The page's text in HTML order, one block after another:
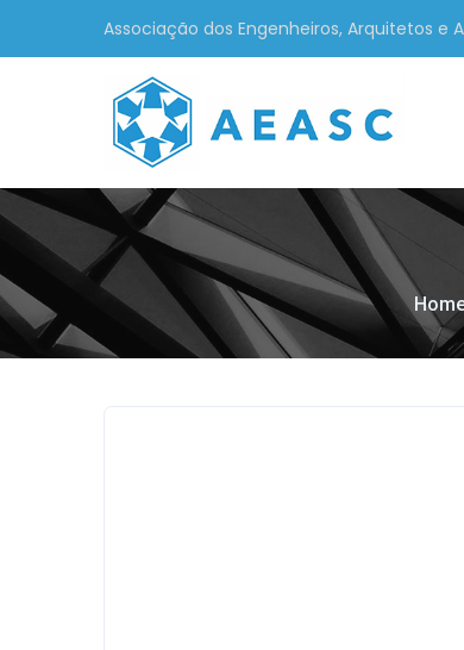
Associação dos Engenheiros, Arquitetos e